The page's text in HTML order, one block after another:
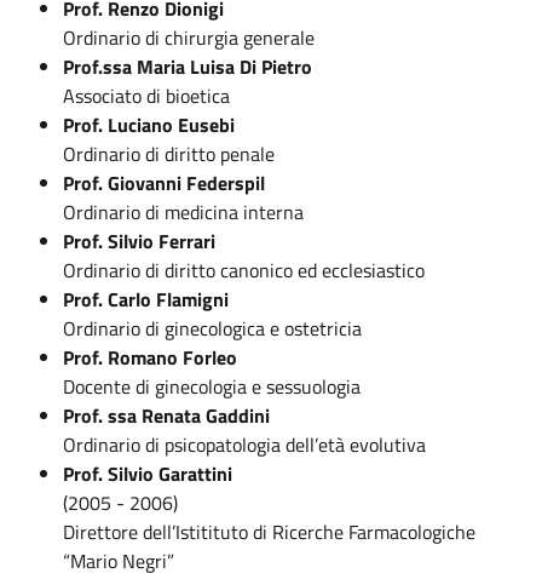
Prof. Renzo Dionigi
Ordinario di chirurgia generale
Prof.ssa Maria Luisa Di Pietro
Associato di bioetica
Prof. Luciano Eusebi
Ordinario di diritto penale
Prof. Giovanni Federspil
Ordinario di medicina interna
Prof. Silvio Ferrari
Ordinario di diritto canonico ed ecclesiastico
Prof. Carlo Flamigni
Ordinario di ginecologica e ostetricia
Prof. Romano Forleo
Docente di ginecologia e sessuologia
Prof. ssa Renata Gaddini
Ordinario di psicopatologia dell’età evolutiva
Prof. Silvio Garattini
(2005 - 2006)
Direttore dell’Istitituto di Ricerche Farmacologiche
“Mario Negri”